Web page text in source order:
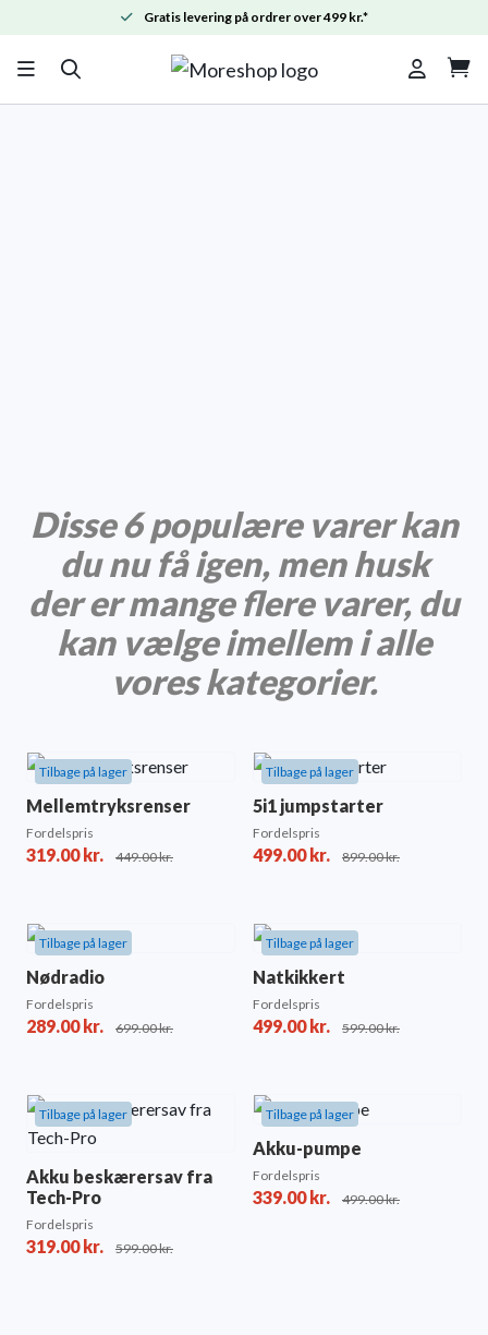
Gratis levering på ordrer over 499 kr.*

Disse 6 populære varer kan
du nu få igen, men husk
der er mange flere varer, du
kan vælge imellem i alle
vores kategorier.
Tilbage på lager
Mellemtryksrenser
Fordelspris
319.00kr. 449.00kr.
Tilbage på lager
5i1 jumpstarter
Fordelspris
499.00kr. 899.00kr.
Tilbage på lager
Nødradio
Fordelspris
289.00kr. 699.00kr.
Tilbage på lager
Natkikkert
Fordelspris
499.00kr. 599.00kr.
Tilbage på lager
Akku beskærersav fra
Tech-Pro
Fordelspris
319.00kr. 599.00kr.
Tilbage på lager
Akku-pumpe
Fordelspris
339.00kr. 499.00kr.